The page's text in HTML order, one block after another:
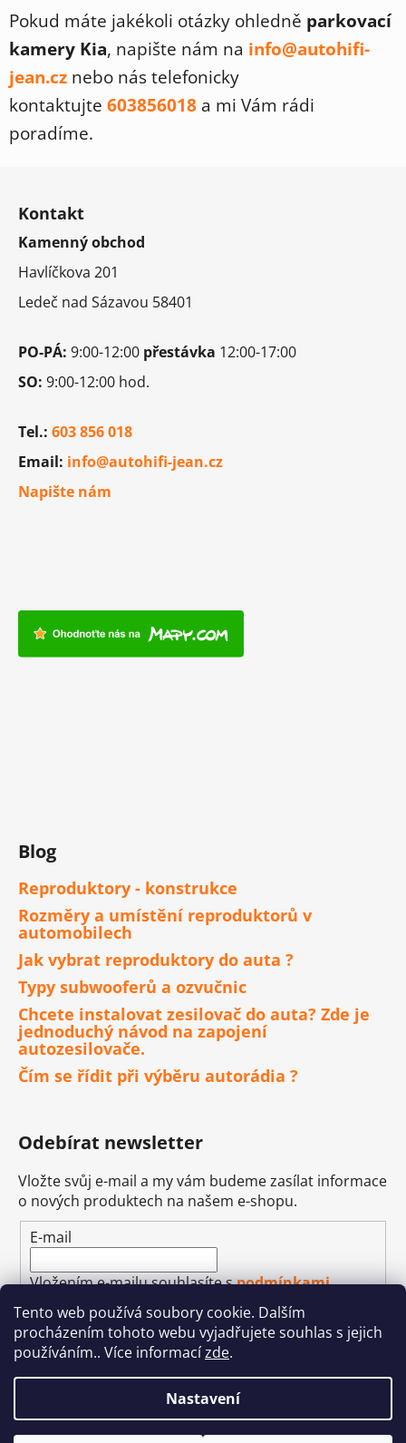
Tento web používá soubory cookie. Dalším
procházením tohoto webu vyjadřujete souhlas s jejich
používáním.. Více informacízde.
Nastavení
l
á
d
a
c
í
Pokud máte jakékoli otázky ohledně parkovací
kamery Kia, napište nám na info@autohifi-
jean.cz nebo nás telefonicky
kontaktujte 603856018 a mi Vám rádi
poradíme.
Kontakt
Kamenný obchod
Havlíčkova 201
Ledeč nad Sázavou 58401
PO-PÁ: 9:00-12:00 přestávka 12:00-17:00
SO: 9:00-12:00 hod.
Tel.: 603 856 018
Email: info@autohifi-jean.cz
Napište nám
Blog
Reproduktory - konstrukce
Rozměry a umístění reproduktorů v
automobilech
Jak vybrat reproduktory do auta ?
Typy subwooferů a ozvučnic
Chcete instalovat zesilovač do auta? Zde je
jednoduchý návod na zapojení
autozesilovače.
Čím se řídit při výběru autorádia ?
Odebírat newsletter
Vložte svůj e-mail a my vám budeme zasílat informace
o nových produktech na našem e-shopu.
E-mail
Vložením e-mailu souhlasíte spodmínkami
ochrany osobních údajů
PŘIHLÁSIT SE